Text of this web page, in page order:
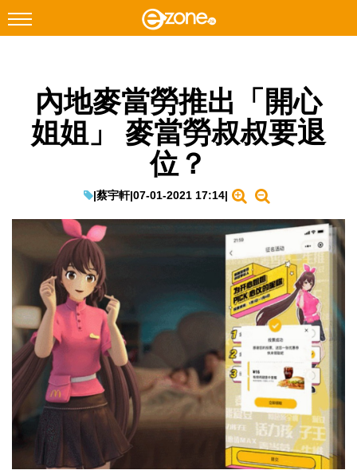
Facebook Instagram
科技焦點
教學評測
EduTech
IT Times
生成式AI與雲端應用
Enterprise Digital Transformation
特集
內地麥當勞推出「開心
姐姐」 麥當勞叔叔要退
位？
|蔡宇軒|07-01-2021 17:14|